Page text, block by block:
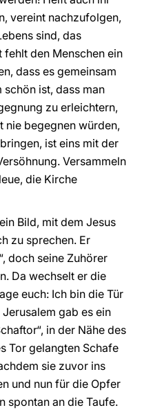
vereint nachzufolgen,
sind, das
den Menschen ein
dass es gemeinsam
schön ist, dass man
zu erleichtern,
nie begegnen würden,
ist eins mit der
Versammeln
die Kirche
Bild, mit dem Jesus
zu sprechen. Er
doch seine Zuhörer
Da wechselt er die
euch: Ich bin die Tür
Jerusalem gab es ein
in der Nähe des
Tor gelangten Schafe
sie zuvor ins
und nun für die Opfer
spontan an die Taufe.